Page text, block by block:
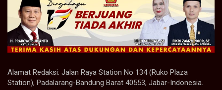
Alamat Redaksi: Jalan Raya Station No 134 (Ruko Plaza
Station), Padalarang-Bandung Barat 40553, Jabar-Indonesia.